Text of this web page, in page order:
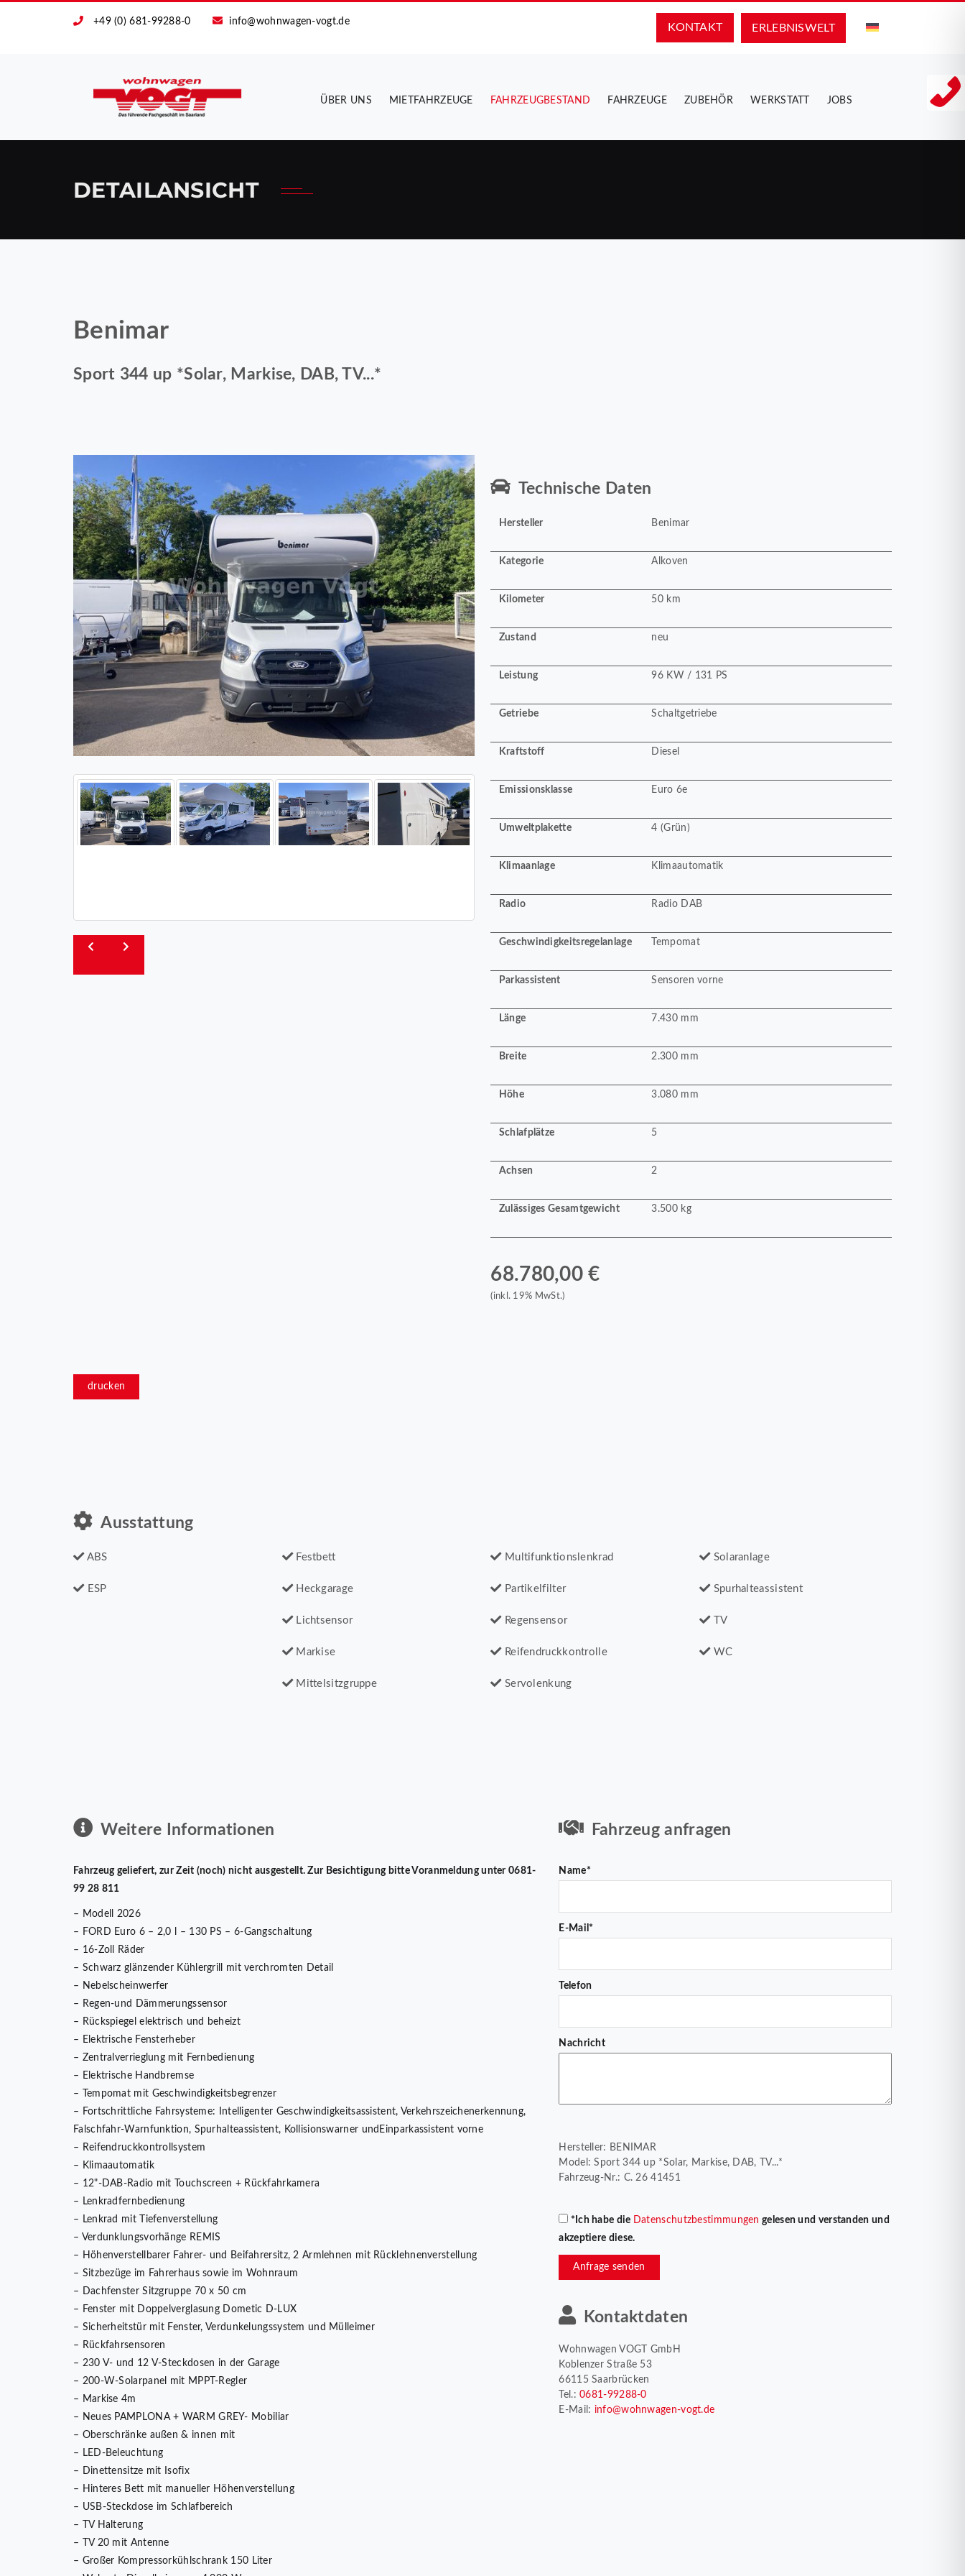
+49 (0) 681-99288-0 info@wohnwagen-vogt.de
ERLEBNIS­WELT
KONTAKT
ÜBER UNS MIETFAHRZEUGE FAHRZEUGBESTAND FAHRZEUGE ZUBEHÖR WERKSTATT JOBS
DETAILANSICHT
Benimar
Sport 344 up *Solar, Markise, DAB, TV...*
Technische Daten
Hersteller Benimar
Kategorie Alkoven
Kilometer 50 km
Zustand neu
Leistung 96 KW / 131 PS
Getriebe Schaltgetriebe
Kraftstoff Diesel
Emissionsklasse Euro 6e
Umweltplakette 4 (Grün)
Klimaanlage Klimaautomatik
Radio Radio DAB
Geschwindigkeitsregelanlage Tempomat
Parkassistent Sensoren vorne
Länge 7.430 mm
Breite 2.300 mm
Höhe 3.080 mm
Schlafplätze 5
Achsen 2
Zulässiges Gesamtgewicht 3.500 kg
68.780,00 €
(inkl. 19% MwSt.)
drucken
Ausstattung
ABS
ESP
Festbett
Heckgarage
Lichtsensor
Markise
Mittelsitzgruppe
Multifunktionslenkrad
Partikelfilter
Regensensor
Reifendruckkontrolle
Servolenkung
Solaranlage
Spurhalteassistent
TV
WC
Weitere Informationen
Fahrzeug geliefert, zur Zeit (noch) nicht ausgestellt. Zur Besichtigung bitte Voranmeldung unter 0681-
99 28 811
– Modell 2026
– FORD Euro 6 – 2,0 l – 130 PS – 6-Gangschaltung
– 16-Zoll Räder
– Schwarz glänzender Kühlergrill mit verchromten Detail
– Nebelscheinwerfer
– Regen-und Dämmerungssensor
– Rückspiegel elektrisch und beheizt
– Elektrische Fensterheber
– Zentralverrieglung mit Fernbedienung
– Elektrische Handbremse
– Tempomat mit Geschwindigkeitsbegrenzer
– Fortschrittliche Fahrsysteme: Intelligenter Geschwindigkeitsassistent, Verkehrszeichenerkennung,
Falschfahr-Warnfunktion, Spurhalteassistent, Kollisionswarner undEinparkassistent vorne
– Reifendruckkontrollsystem
– Klimaautomatik
– 12"-DAB-Radio mit Touchscreen + Rückfahrkamera
– Lenkradfernbedienung
– Lenkrad mit Tiefenverstellung
– Verdunklungsvorhänge REMIS
– Höhenverstellbarer Fahrer- und Beifahrersitz, 2 Armlehnen mit Rücklehnenverstellung
– Sitzbezüge im Fahrerhaus sowie im Wohnraum
– Dachfenster Sitzgruppe 70 x 50 cm
– Fenster mit Doppelverglasung Dometic D-LUX
– Sicherheitstür mit Fenster, Verdunkelungssystem und Mülleimer
– Rückfahrsensoren
– 230 V- und 12 V-Steckdosen in der Garage
– 200-W-Solarpanel mit MPPT-Regler
– Markise 4m
– Neues PAMPLONA + WARM GREY- Mobiliar
– Oberschränke außen & innen mit
– LED-Beleuchtung
– Dinettensitze mit Isofix
– Hinteres Bett mit manueller Höhenverstellung
– USB-Steckdose im Schlafbereich
– TV Halterung
– TV 20 mit Antenne
– Großer Kompressorkühlschrank 150 Liter
Fahrzeug anfragen
Name*
E-Mail*
Telefon
Nachricht
Hersteller: BENIMAR
Model: Sport 344 up *Solar, Markise, DAB, TV...*
Fahrzeug-Nr.: C. 26 41451
*Ich habe die Datenschutzbestimmungen gelesen und verstanden und
akzeptiere diese.
Anfrage senden
Kontaktdaten
Wohnwagen VOGT GmbH
Koblenzer Straße 53
66115 Saarbrücken
Tel.:0681-99288-0
E-Mail: info@wohnwagen-vogt.de